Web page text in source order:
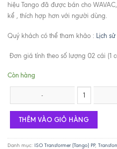
hiệu Tango đã được bán cho
kể , thích hợp hơn với người dùng.
Quý khách có thể tham khảo : Lịch
Đơn giá tính theo số lượng 02 cái (1
Còn hàng
ISO (Tango)Transformers FC-25-8 số lượng
THÊM VÀO GIỎ HÀNG
Danh mục: ISO Transformer (Tango) PP,